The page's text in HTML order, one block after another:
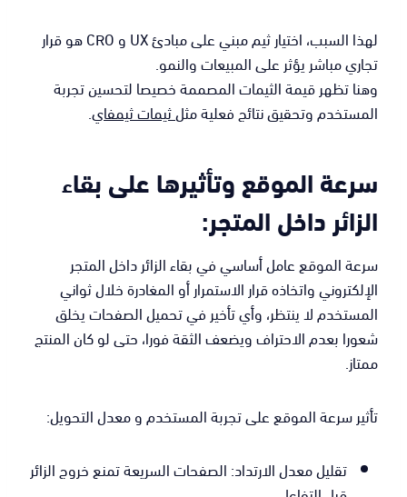
لهذا السبب، اختيار ثيم مبني على مبادئ UX و CRO هو قرار
تجاري مباشر يؤثر على المبيعات والنمو.
وهنا تظهر قيمة الثيمات المصممة خصيصا لتحسين تجربة
المستخدم وتحقيق نتائج فعلية مثلثيمات ثيمفاي.
سرعة الموقع وتأثيرها على بقاء
الزائر داخل المتجر:
سرعة الموقع عامل أساسي في بقاء الزائر داخل المتجر
الإلكتروني واتخاذه قرار الاستمرار أو المغادرة خلال ثواني
المستخدم لا ينتظر، وأي تأخير في تحميل الصفحات يخلق
شعورا بعدم الاحتراف ويضعف الثقة فورا، حتى لو كان المنتج
ممتاز.
تأثير سرعة الموقع على تجربة المستخدم و معدل التحويل:
تقليل معدل الارتداد: الصفحات السريعة تمنع خروج الزائر